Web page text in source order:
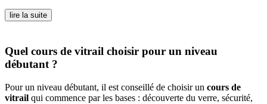
lire la suite
Quel cours de vitrail choisir pour un niveau
débutant ?
Pour un niveau débutant, il est conseillé de choisir un cours de
vitrail qui commence par les bases : découverte du verre, sécurité,